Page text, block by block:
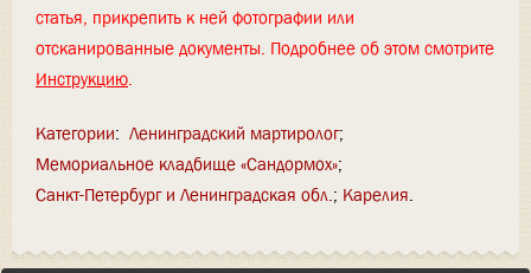
статья, прикрепить к ней фотографии или
отсканированные документы. Подробнее об этом смотрите
Инструкцию.
Категории: Ленинградский мартиролог
Мемориальное кладбище «Сандормох»
Санкт-Петербург и Ленинградская обл. Карелия